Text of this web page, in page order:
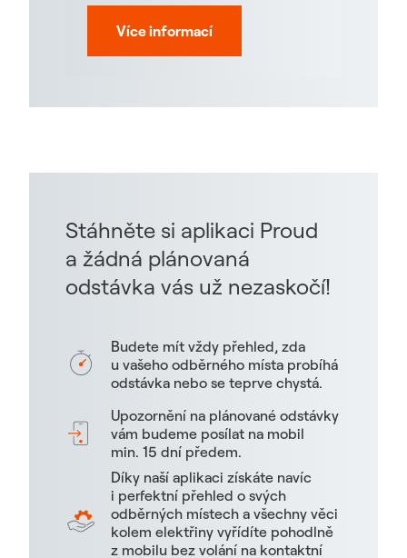
Více informací
Stáhněte si aplikaci Proud
a žádná plánovaná
odstávka vás už nezaskočí!
Budete mít vždy přehled, zda
u vašeho odběrného místa probíhá
odstávka nebo se teprve chystá.
Upozornění na plánované odstávky
vám budeme posílat na mobil
min. 15 dní předem.
Díky naší aplikaci získáte navíc
i perfektní přehled o svých
odběrných místech a všechny věci
kolem elektřiny vyřídíte pohodlně
z mobilu bez volání na kontaktní